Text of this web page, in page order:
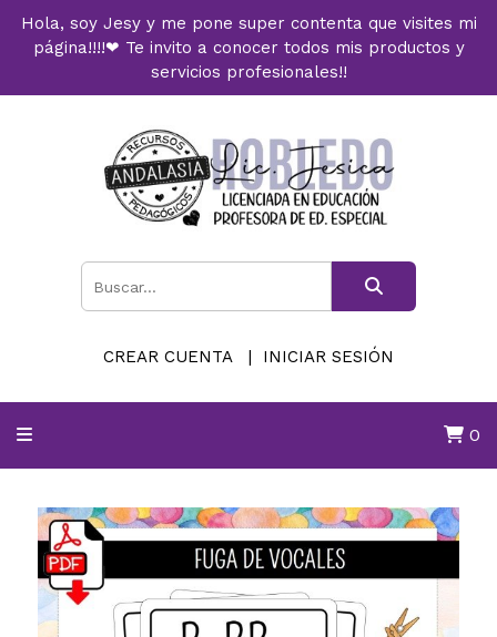
Hola, soy Jesy y me pone super contenta que visites mi
página!!!!❤ Te invito a conocer todos mis productos y
servicios profesionales!!
CREAR CUENTA INICIAR SESIÓN
0